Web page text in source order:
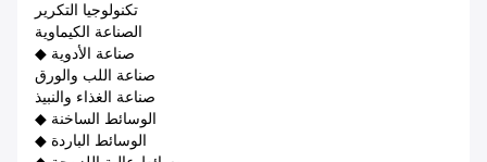
تكنولوجيا التكرير
الصناعة الكيماوية
◆ صناعة الأدوية
صناعة اللب والورق
صناعة الغذاء والنبيذ
◆ الوسائط الساخنة
◆ الوسائط الباردة